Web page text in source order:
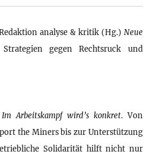
analyse & kritik (Hg.) Neue
gegen Rechtsruck und
Im Arbeitskampf wird’s konkret. Von
the Miners bis zur Unterstützung
Solidarität hilft nicht nur